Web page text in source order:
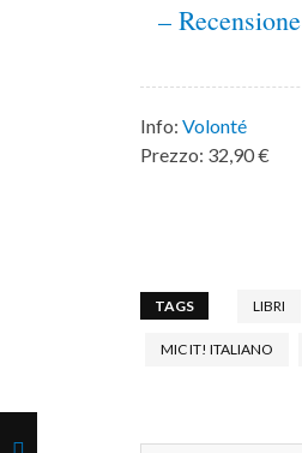
– Recensione
Info: Volonté
Prezzo: 32,90 €
TAGS LIBRI
MIC IT! ITALIANO